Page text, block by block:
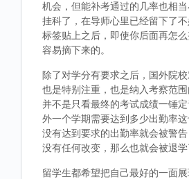
机会，但能补考通过的几率也相
挂科了，在导师心里已经留下了不
标签贴上之后，即使你后面再怎
容易摘下来的。
除了对学分有要求之后，国外院
也是特别注重，也是纳入考察范
并不是只看最终的考试成绩一锤
外一个学期需要达到多少出勤率
没有达到要求的出勤率就会被警
没有任何改变，那么也就会被退学
留学生都希望把自己最好的一面